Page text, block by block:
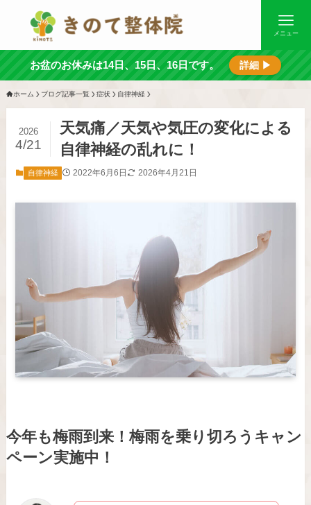
メニュー
お盆のお休みは14日、15日、16日です。 詳細 ▶
ホーム ブログ記事一覧 症状 自律神経
天気痛／天気や気圧の変化による
自律神経の乱れに！
2026
4/21
自律神経 2022年6月6日 2026年4月21日
今年も梅雨到来！梅雨を乗り切ろうキャン
ペーン実施中！